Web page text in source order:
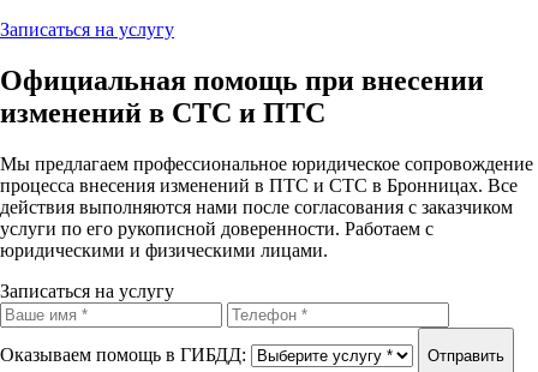
Записаться на услугу
Официальная помощь при внесении
изменений в СТС и ПТС
Мы предлагаем профессиональное юридическое сопровождение
процесса внесения изменений в ПТС и СТС в Бронницах. Все
действия выполняются нами после согласования с заказчиком
услуги по его рукописной доверенности. Работаем с
юридическими и физическими лицами.
Записаться на услугу
Оказываем помощь в ГИБДД: Отправить